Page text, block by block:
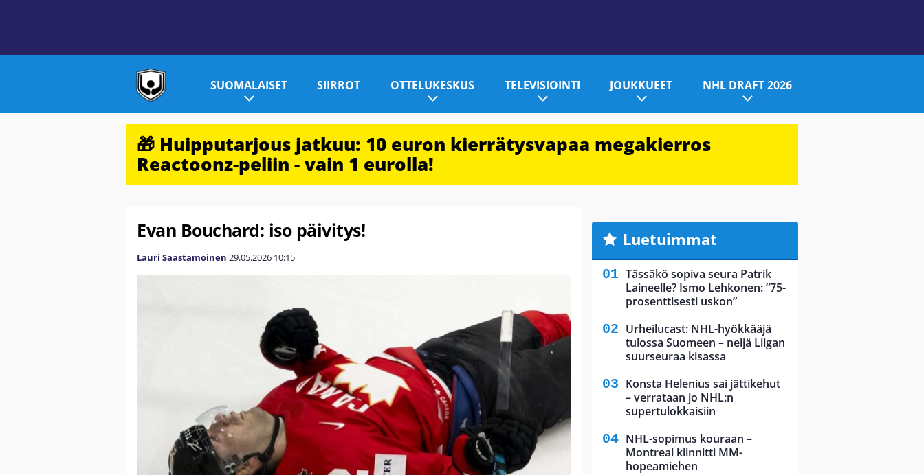
SUOMALAISET SIIRROT OTTELUKESKUS TELEVISIOINTI JOUKKUEET NHL DRAFT 2026
🎁 Huipputarjous jatkuu: 10 euron kierrätysvapaa megakierros
Reactoonz-peliin - vain 1 eurolla!
Evan Bouchard: iso päivitys!
Lauri Saastamoinen 29.05.2026 10:15
Luetuimmat
Tässäkö sopiva seura Patrik
Laineelle? Ismo Lehkonen: ”75-
prosenttisesti uskon”
Urheilucast: NHL-hyökkääjä
tulossa Suomeen – neljä Liigan
suurseuraa kisassa
Konsta Helenius sai jättikehut
– verrataan jo NHL:n
supertulokkaisiin
NHL-sopimus kouraan –
Montreal kiinnitti MM-
hopeamiehen